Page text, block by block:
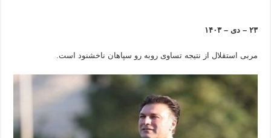
۲۳ – دی – ۱۴۰۳
مربی استقلال از نتیجه تساوی روبه رو سپاهان ناخشنود است.